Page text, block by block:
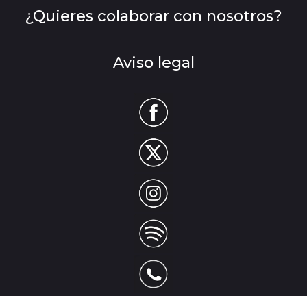
¿Quieres colaborar con nosotros?
Aviso legal